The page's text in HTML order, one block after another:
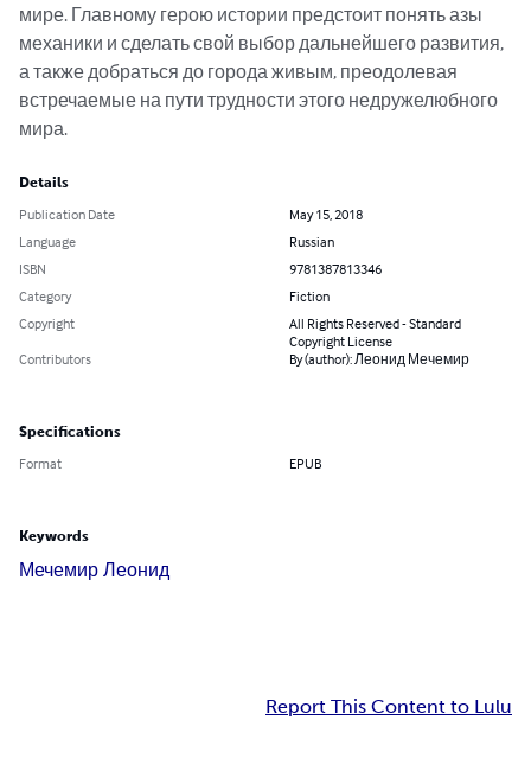
мире. Главному герою истории предстоит понять азы
механики и сделать свой выбор дальнейшего развития,
а также добраться до города живым, преодолевая
встречаемые на пути трудности этого недружелюбного
мира.
Details
Publication Date
May 15, 2018
Language
Russian
ISBN
9781387813346
Category
Fiction
Copyright
All Rights Reserved - Standard
Copyright License
Contributors
By (author): Леонид Мечемир
Specifications
Format EPUB
Keywords
Мечемир Леонид
Report This Content to Lulu